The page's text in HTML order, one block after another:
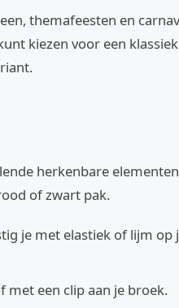
themafeesten en
kiezen voor een
herkenbare
of zwart pak.
je met elastiek of lijm op
met een clip aan je broek.